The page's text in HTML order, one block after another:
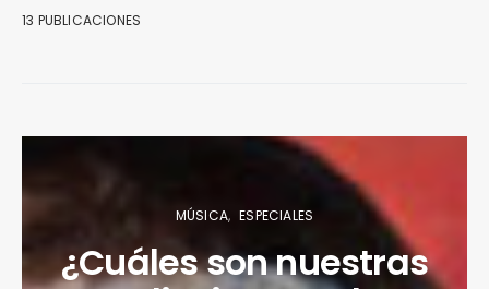
13 PUBLICACIONES
MÚSICA ESPECIALES
¿Cuáles son nuestras